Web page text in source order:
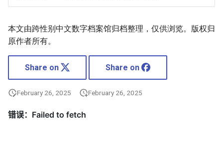
本文由跨性别中文数字档案馆归档整理，仅供浏览。版权归
原作者所有。
Share on Share on
February 26, 2025 February 26, 2025